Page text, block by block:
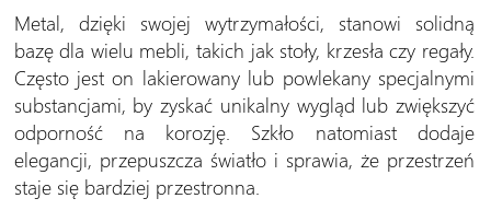
Metal, dzięki swojej wytrzymałości, stanowi solidną
bazę dla wielu mebli, takich jak stoły, krzesła czy regały.
Często jest on lakierowany lub powlekany specjalnymi
substancjami, by zyskać unikalny wygląd lub zwiększyć
odporność na korozję. Szkło natomiast dodaje
elegancji, przepuszcza światło i sprawia, że przestrzeń
staje się bardziej przestronna.